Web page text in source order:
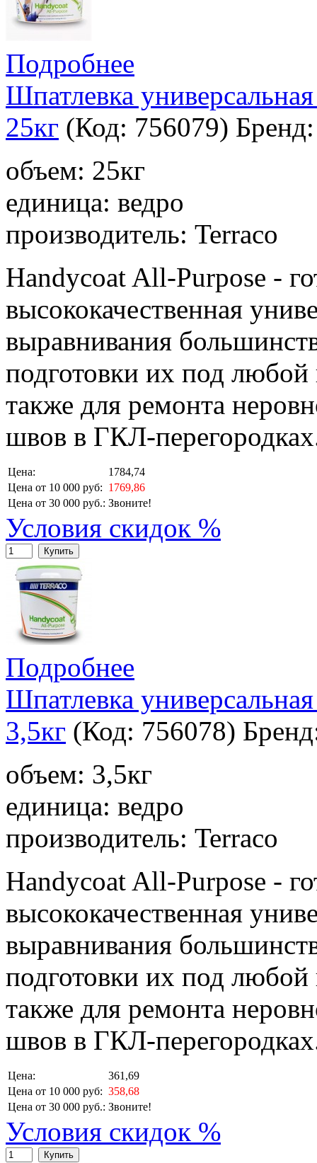
Подробнее
Шпатлевка
25кг (Код: 756079)
объем: 25кг
единица: ведро
производитель: Terraco
Handycoat All-Purpose -
высококачественная
выравнивания
подготовки их под
также для ремонта
швов в ГКЛ-
Цена:
1784,74
Цена от 10 000 руб: 1769,86
Цена от 30 000 руб.: Звоните!
Условия скидок %
Купить
Подробнее
Шпатлевка
3,5кг (Код: 756078)
объем: 3,5кг
единица: ведро
производитель: Terraco
Handycoat All-Purpose -
высококачественная
выравнивания
подготовки их под
также для ремонта
швов в ГКЛ-
Цена:
361,69
Цена от 10 000 руб: 358,68
Цена от 30 000 руб.: Звоните!
Условия скидок %
Купить